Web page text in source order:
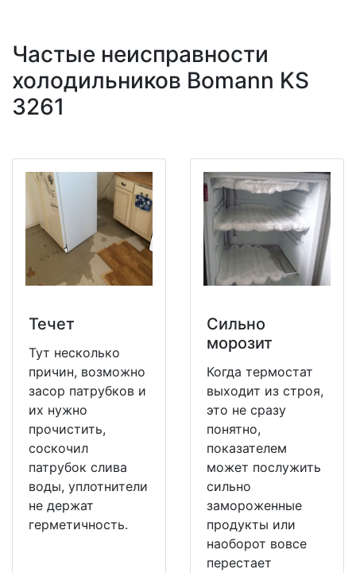
Частые неисправности
холодильников Bomann KS
3261
Течет
Тут несколько
причин, возможно
засор патрубков и
их нужно
прочистить,
соскочил
патрубок слива
воды, уплотнители
не держат
герметичность.
Сильно
морозит
Когда термостат
выходит из строя,
это не сразу
понятно,
показателем
может послужить
сильно
замороженные
продукты или
наоборот вовсе
перестает